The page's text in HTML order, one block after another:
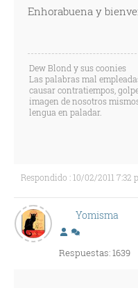
Enhorabuena y
Dew Blond y sus coonies
Las palabras mal
causar contratiempos,
imagen de nosotros
lengua en paladar.
Respondido : 10/02/2011 7:32
Yomisma
Respuestas: 1639